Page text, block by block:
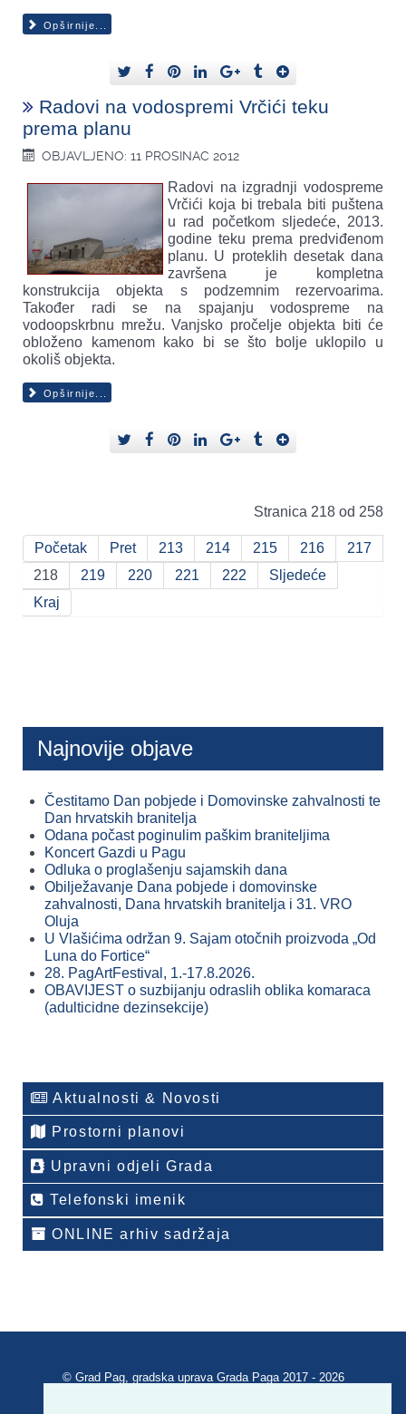
Opširnije...
Radovi na vodospremi Vrčići teku
prema planu
OBJAVLJENO: 11 PROSINAC 2012
Radovi na izgradnji vodospreme
Vrčići koja bi trebala biti puštena
u rad početkom sljedeće, 2013.
godine teku prema predviđenom
planu. U proteklih desetak dana
završena je kompletna
konstrukcija objekta s podzemnim rezervoarima.
Također radi se na spajanju vodospreme na
vodoopskrbnu mrežu. Vanjsko pročelje objekta biti će
obloženo kamenom kako bi se što bolje uklopilo u
okoliš objekta.
Opširnije...
Stranica 218 od 258
Početak Pret 213 214 215 216
217
218
219 220 221 222
Sljedeće
Kraj
Najnovije objave
Čestitamo Dan pobjede i Domovinske zahvalnosti te
Dan hrvatskih branitelja
Odana počast poginulim paškim braniteljima
Koncert Gazdi u Pagu
Odluka o proglašenju sajamskih dana
Obilježavanje Dana pobjede i domovinske
zahvalnosti, Dana hrvatskih branitelja i 31. VRO
Oluja
U Vlašićima održan 9. Sajam otočnih proizvoda „Od
Luna do Fortice“
28. PagArtFestival, 1.-17.8.2026.
OBAVIJEST o suzbijanju odraslih oblika komaraca
(adulticidne dezinsekcije)
Aktualnosti & Novosti
Prostorni planovi
Upravni odjeli Grada
Telefonski imenik
ONLINE arhiv sadržaja
© Grad Pag, gradska uprava Grada Paga 2017 - 2026